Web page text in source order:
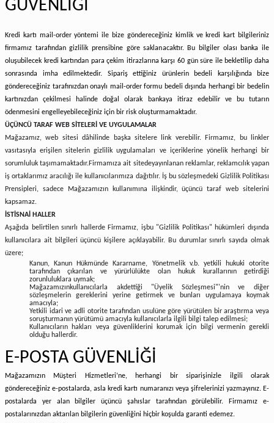
GÜVENLİĞİ
Kredi kartı mail-order yöntemi ile bize göndereceğiniz kimlik ve kredi kart bilgileriniz
firmamız tarafından gizlilik prensibine göre saklanacaktır. Bu bilgiler olası banka ile
oluşubilecek kredi kartından para çekim itirazlarına karşı 60 gün süre ile bekletilip daha
sonrasında imha edilmektedir. Sipariş ettiğiniz ürünlerin bedeli karşılığında bize
göndereceğiniz tarafınızdan onaylı mail-order formu bedeli dışında herhangi bir bedelin
kartınızdan çekilmesi halinde doğal olarak bankaya itiraz edebilir ve bu tutarın
ödenmesini engelleyebileceğiniz için bir risk oluşturmamaktadır.
ÜÇÜNCÜ TARAF WEB SİTELERİ VE UYGULAMALAR
Mağazamız, web sitesi dâhilinde başka sitelere link verebilir. Firmamız, bu linkler
vasıtasıyla erişilen sitelerin gizlilik uygulamaları ve içeriklerine yönelik herhangi bir
sorumluluk taşımamaktadır.Firmamıza ait sitedeyayınlanan reklamlar, reklamcılık yapan
iş ortaklarımız aracılığı ile kullanıcılarımıza dağıtılır. İş bu sözleşmedeki Gizlilik Politikası
Prensipleri, sadece Mağazamızın kullanımına ilişkindir, üçüncü taraf web sitelerini
kapsamaz.
İSTİSNAİ HALLER
Aşağıda belirtilen sınırlı hallerde Firmamız, işbu "Gizlilik Politikası" hükümleri dışında
kullanıcılara ait bilgileri üçüncü kişilere açıklayabilir. Bu durumlar sınırlı sayıda olmak
üzere;
Kanun, Kanun Hükmünde Kararname, Yönetmelik v.b. yetkili hukuki otorite
tarafından çıkarılan ve yürürlülükte olan hukuk kurallarının getirdiği
zorunluluklara uymak;
Mağazamızınkullanıcılarla akdettiği "Üyelik Sözleşmesi"'nin ve diğer
sözleşmelerin gereklerini yerine getirmek ve bunları uygulamaya koymak
amacıyla;
Yetkili idari ve adli otorite tarafından usulüne göre yürütülen bir araştırma veya
soruşturmanın yürütümü amacıyla kullanıcılarla ilgili bilgi talep edilmesi;
Kullanıcıların hakları veya güvenliklerini korumak için bilgi vermenin gerekli
olduğu hallerdir.
E-POSTA GÜVENLİĞİ
Mağazamızın Müşteri Hizmetleri’ne, herhangi bir siparişinizle ilgili olarak
göndereceğiniz e-postalarda, asla kredi kartı numaranızı veya şifrelerinizi yazmayınız. E-
postalarda yer alan bilgiler üçüncü şahıslar tarafından görülebilir. Firmamız e-
postalarınızdan aktarılan bilgilerin güvenliğini hiçbir koşulda garanti edemez.